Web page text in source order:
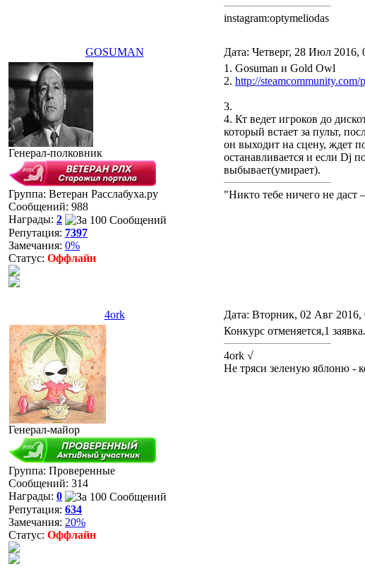
instagram:optymeliodas
GOSUMAN Дата: Четверг, 28 Июл
Генерал-полковник
Группа: Ветеран Расслабуха.ру
Сообщений: 988
Награды: 2
Репутация: 7397
Замечания: 0%
Статус: Оффлайн
1. Gosuman и Gold Owl
2. http://
3.
4. Кт ведет игроков до
который встает за пульт,
он выходит на сцену, ждет
останавливается и если Dj
выбывает(умирает).
"Никто тебе ничего не
4ork Дата: Вторник, 02 Авг
Генерал-майор
Группа: Проверенные
Сообщений: 314
Награды: 0
Репутация: 634
Замечания: 20%
Статус: Оффлайн
Конкурс отменяется,1
4ork √
Не тряси зеленую яблоню -